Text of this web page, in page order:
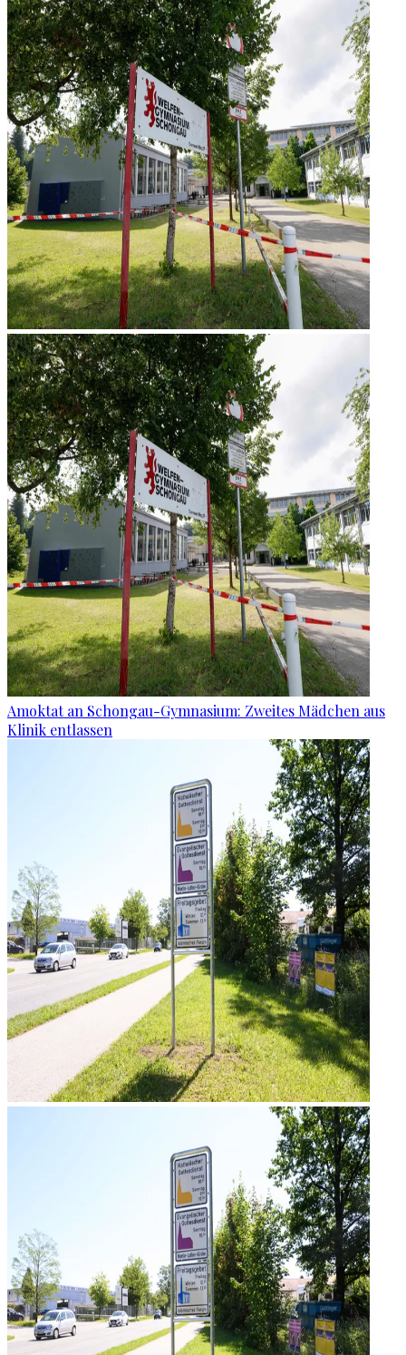
Amoktat an Schongau-Gymnasium: Zweites Mädchen aus
Klinik entlassen